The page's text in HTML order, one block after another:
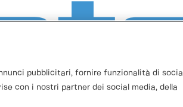
pubblicitari, fornire funzionalità di social
con i nostri partner dei social media, della